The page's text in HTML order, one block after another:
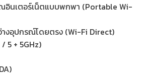
นเตอร์เน็ตแบบพกพา (Portable Wi-
างอุปกรณ์โดยตรง (Wi-Fi Direct)
5 + 5GHz)